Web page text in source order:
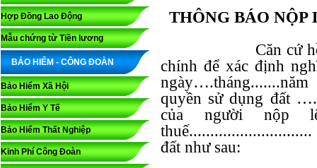
Hợp Đồng Lao Động
Mẫu chứng từ Tiền lương
BẢO HIỂM - CÔNG ĐOÀN
Bảo Hiểm Xã Hội
Bảo Hiểm Y Tế
Bảo Hiểm Thất Nghiệp
Kinh Phí Công Đoàn
THÔNG BÁO
Căn cứ hồ sơ
chính để xác định
quyền sử dụng đất
của người nộp
đất như sau: